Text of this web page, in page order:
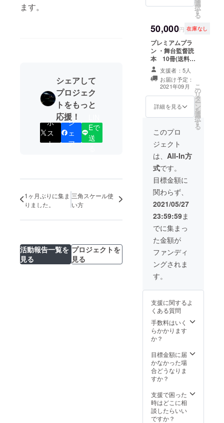
ます。
シェアして
プロジェク
トをもっと
応援！
ポ
ス
ト
シ
ェ
ア
Eで
送
1ヶ月ぶりに集ま
りました。
三角スケール使
い方
活動報告一覧を
見る
プロジェクトを
見る
とはい
監督が
知って
いたほ
うがい
い、一
般的な
用語を
扱って
いま
す。 ＊
舞台監
督の必
需品尺
貫法の
三角ス
ケール
(15cm)
です。
この書
籍とと
もに三
角ス
ケール
を手に
して、
舞台監
督とし
てのレ
ベル
アップ
をは
プロ
ジェク
トはAll-
in方式
で実施
す。目
標金額
に満た
ない場
計画を
実行
し、リ
ターン
し、リターンを
集」 5冊 ・舞
台監督御用達の
尺貫法による三
角スケール 5本
備考欄に記載の
お名前をご記入
ください。(ペン
ネームも可) ＊み
かみ氏私家版
督関連用語集」
は、A6版90ペー
自体は死語が多
いとはいえ、特
に舞台監督が
知っていたほう
がいい、一般的
な用語を扱って
います。 ＊舞台
監督の必需品
「三角スケール
(15cm)」をオリ
ジナル作成しま
した。 この書籍
とともに三角ス
ケールを手にし
て、舞台監督と
してのレベル
アップをはかっ
てください！ ＊
10冊以上ご支援
は、このプラン
を2つ以上ご支援
ください。 本プ
ロジェクトはAll-
in方式で実施し
ます。目標金額
に満たない場合
し、リターンを
お届けします。
選
択
す
る
50,000円 在庫なし
プレミアムプラ
ン ・舞台監督読
本 10冊(送料込
み) ・お礼メール
・執筆者による
45分講座 現役舞
台監督が本書を
もとに「舞台監
督の仕事とは何
ちろんオンライ
ン受講も可能で
す。 ＊出張講座
ご希望の場合
は、交通費は支
援者様のご負担
になります。 ご
希望の日時と担
当者のスケ
ジュールを調整
ます。 本プロ
ジェクトはAll-in
方式で実施しま
す。目標金額に
満たない場合
も、計画を実行
し、リターンを
お届けします。
支援者：5人
お届け予定：
2021年09月
詳細を見る
こ
の
リ
タ
ー
ン
を
選
択
す
る
このプロ
ジェクト
は、 All-In方
式です。
目標金額に
関わらず、
2021/05/27
23:59:59ま
でに集まっ
た金額が
ファンディ
ングされま
す。
支援に関するよ
くある質問
手数料はいく
らかかります
か？
目標金額に届
かなかった場
合どうなりま
すか？
支援で困った
時はどこに相
談したらいい
ですか？